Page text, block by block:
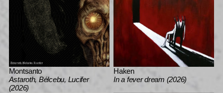
Montsanto
Astaroth, Bélcebu, Lucifer
(2026)
Haken
In a fever dream (2026)